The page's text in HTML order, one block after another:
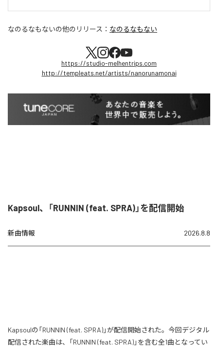
なのるなもないの他のリリース： なのるなもない
https://studio-melhentrips.com
http://templeats.net/artists/nanorunamonai
Kapsoul、「RUNNIN (feat. SPRA)」を配信開始
新曲情報 2026.8.8
Kapsoulの「RUNNIN (feat. SPRA)」が配信開始された。今回デジタル
配信された楽曲は、「RUNNIN (feat. SPRA)」を含む全1曲となってい